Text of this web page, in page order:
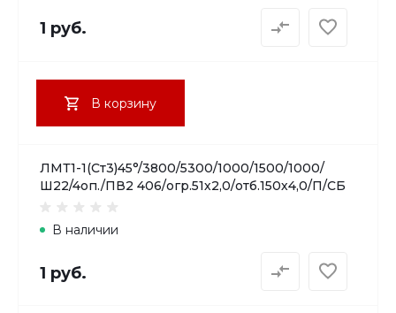
1 руб.
В корзину
ЛМТ1-1(Ст3)45°/3800/5300/1000/1500/1000/
Ш22/4оп./ПВ2 406/огр.51х2,0/отб.150х4,0/П/СБ
В наличии
1 руб.